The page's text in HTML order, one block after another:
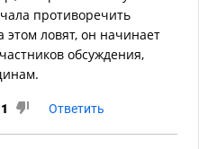
противоречить
этом ловят, он начинает
обсуждения,
1 Ответить